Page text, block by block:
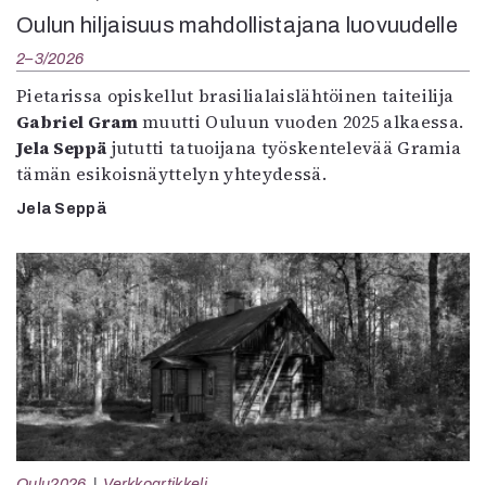
Oulun hiljaisuus mahdollistajana luovuudelle
2–3/2026
Pietarissa opiskellut brasilialaislähtöinen taiteilija
Gabriel Grammuutti Ouluun vuoden 2025 alkaessa.
Jela Seppä jututti tatuoijana työskentelevää Gramia
tämän esikoisnäyttelyn yhteydessä.
Jela Seppä